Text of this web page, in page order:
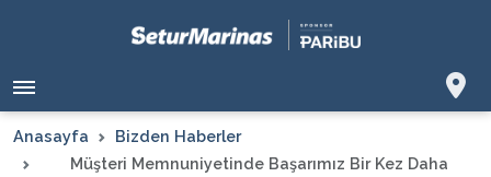
Anasayfa
Bizden Haberler
Müşteri Memnuniyetinde Başarımız Bir Kez Daha